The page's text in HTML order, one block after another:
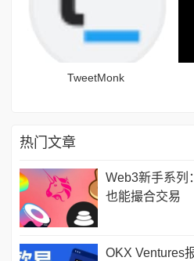
TweetMonk
热门文章
Web3新手系列
也能撮合交易
OKX Ventures